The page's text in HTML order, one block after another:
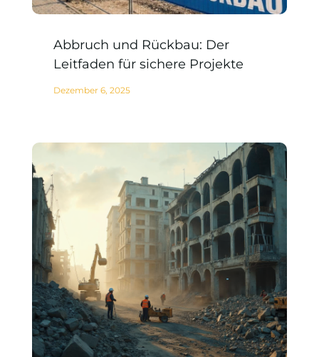
Abbruch und Rückbau: Der
Leitfaden für sichere Projekte
Dezember 6, 2025